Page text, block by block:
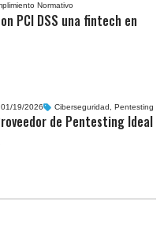
Normativo
PCI DSS una fintech en
01/19/2026 Ciberseguridad ,Pentesting
de Pentesting Ideal